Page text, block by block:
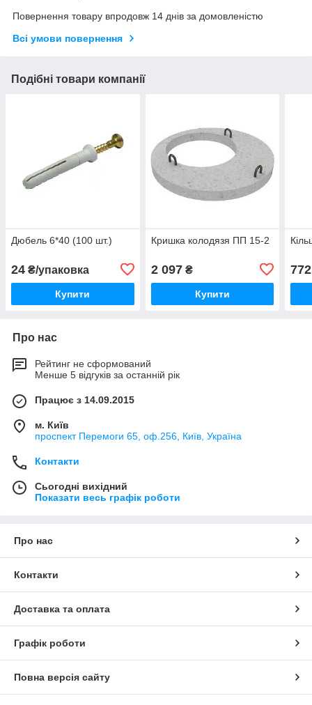
Повернення товару впродовж 14 днів за домовленістю
Всі умови повернення
Подібні товари компанії
Дюбель 6*40 (100 шт.)
24 ₴/упаковка
Купити
Кришка колодязя ПП 15-2
2 097₴
Купити
772
Про нас
Рейтинг не сформований
Менше 5 відгуків за останній рік
Працює з 14.09.2015
м. Київ
проспект Перемоги 65, оф.256, Київ, Україна
Контакти
Сьогодні вихідний
Показати весь графік роботи
Про нас
Контакти
Доставка та оплата
Графік роботи
Повна версія сайту